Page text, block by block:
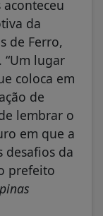
da
de Ferro,
“Um lugar
coloca em
de
lembrar o
em que a
desafios da
prefeito